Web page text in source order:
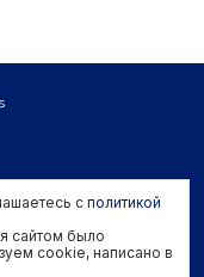
reserved.
cookie
с политикой
сайтом было
cookie, написано в